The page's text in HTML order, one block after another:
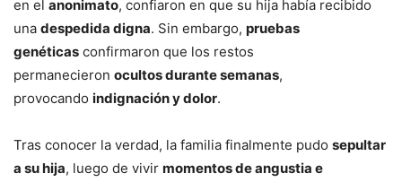
en el anonimato, confiaron en que su hija había recibido
una despedida digna. Sin embargo, pruebas
genéticas confirmaron que los restos
permanecieron ocultos durante semanas,
provocando indignación y dolor.
Tras conocer la verdad, la familia finalmente pudo sepultar
a su hija, luego de vivir momentos de angustia e